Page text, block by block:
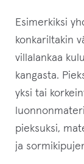
Esimerkiksi
konkariltakin
villalankaa
kangasta.
yksi tai
pieksuksi,
ja